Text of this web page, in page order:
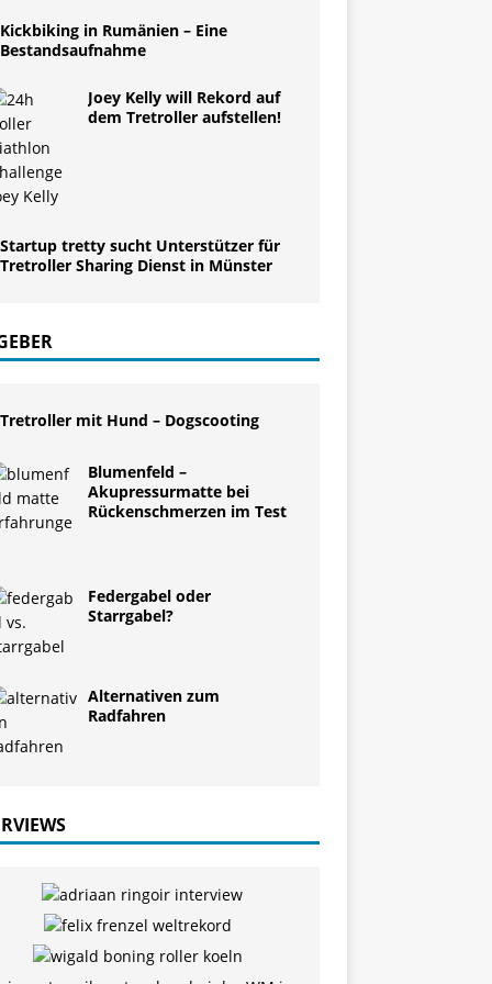
Kickbiking in Rumänien – Eine
Bestandsaufnahme
Joey Kelly will Rekord auf
dem Tretroller aufstellen!
Startup tretty sucht Unterstützer für
Tretroller Sharing Dienst in Münster
Tretroller mit Hund – Dogscooting
Blumenfeld –
Akupressurmatte bei
Rückenschmerzen im Test
Federgabel oder
Starrgabel?
Alternativen zum
Radfahren